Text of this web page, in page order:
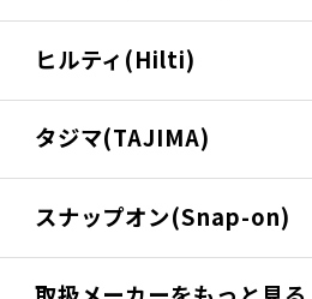
ヒルティ(Hilti)
タジマ(TAJIMA)
スナップオン(Snap-on)